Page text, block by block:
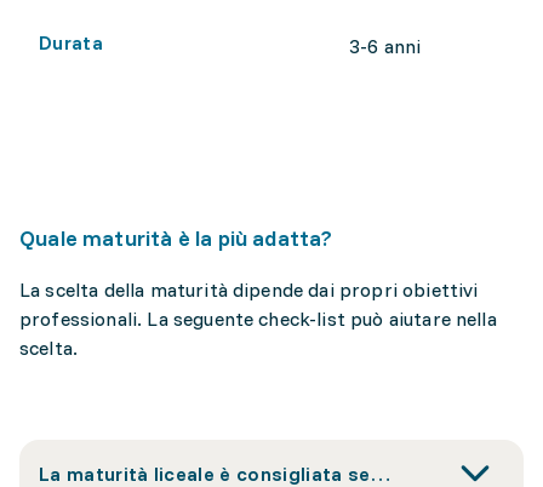
Durata 3-6 anni
Quale maturità è la più adatta?
La scelta della maturità dipende dai propri obiettivi
professionali. La seguente check-list può aiutare nella
scelta.
La maturità liceale è consigliata se…